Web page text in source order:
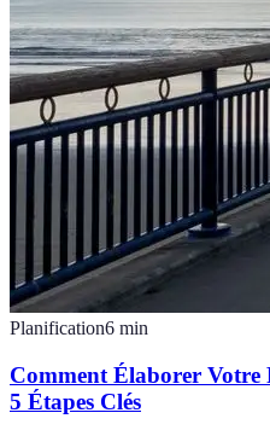
Planification6 min
Comment Élaborer Votre
5 Étapes Clés